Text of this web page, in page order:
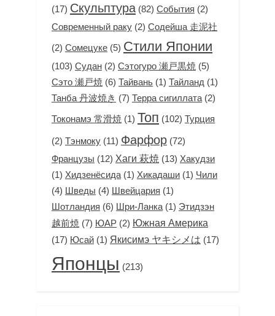
(17) Скульптура (82) События (2)
Современный раку (2) Содейша 走泥社
(2) Сомецуке (5) Стили Японии
(103) Судан (2) Сэтогуро 瀬戸黒焼 (5)
Сэто 瀬戸焼 (6) Тайвань (1) Тайланд (1)
Танба 丹波焼き (7) Терра сигиллата (2)
Токонамэ 常滑焼 (1) Топ (102) Турция
(2) Тэнмоку (11) Фарфор (72)
Французы (12) Хаги 萩焼 (13) Хакудзи
(1) Хидзенёсида (1) Хикадаши (1) Чили
(4) Шведы (4) Швейцария (1)
Шотландия (6) Шри-Ланка (1) Этидзэн
越前焼 (7) ЮАР (2) Южная Америка
(17) Юсай (1) Якисимэ ヤキシメは (17)
Японцы (213)